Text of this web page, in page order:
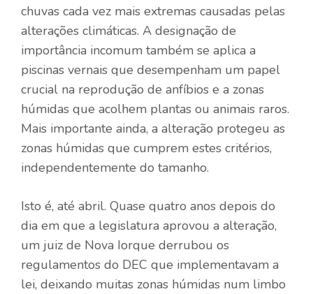
chuvas cada vez mais extremas causadas pelas
alterações climáticas. A designação de
importância incomum também se aplica a
piscinas vernais que desempenham um papel
crucial na reprodução de anfíbios e a zonas
húmidas que acolhem plantas ou animais raros.
Mais importante ainda, a alteração protegeu as
zonas húmidas que cumprem estes critérios,
independentemente do tamanho.
Isto é, até abril. Quase quatro anos depois do
dia em que a legislatura aprovou a alteração,
um juiz de Nova Iorque derrubou os
regulamentos do DEC que implementavam a
lei, deixando muitas zonas húmidas num limbo